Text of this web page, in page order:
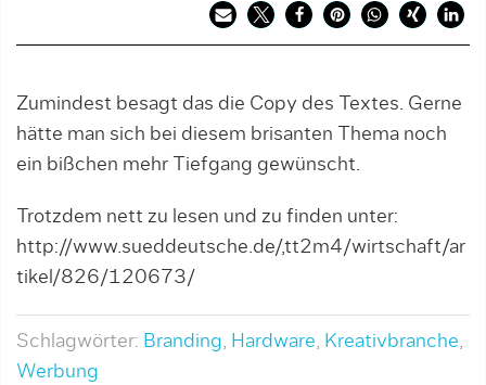
Zumindest besagt das die Copy des Textes. Gerne
hätte man sich bei diesem brisanten Thema noch
ein bißchen mehr Tiefgang gewünscht.
Trotzdem nett zu lesen und zu finden unter:
http://www.sueddeutsche.de/,tt2m4/wirtschaft/ar
tikel/826/120673/
Schlagwörter: Branding, Hardware, Kreativbranche,
Werbung